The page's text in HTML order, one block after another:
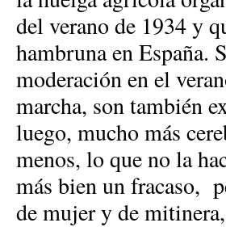
del verano de 1934 y
hambruna en España.
moderación en el
marcha, son también
luego, mucho más
menos, lo que no la
más bien un fracaso,
de mujer y de